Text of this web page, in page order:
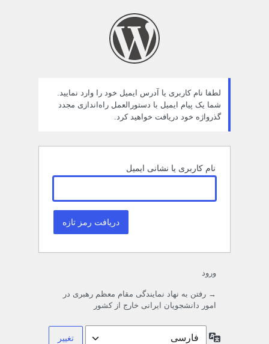
لطفا نام کاربری یا آدرس ایمیل خود را وارد نمایید.
شما یک پیام ایمیل با دستورالعمل راه‌اندازی مجدد
گذرواژه خود دریافت خواهید کرد.
نام کاربری یا نشانی ایمیل
ورود
→ رفتن به نهاد نمایندگی مقام معظم رهبری در
امور دانشجویان ایرانی خارج از کشور
زبان